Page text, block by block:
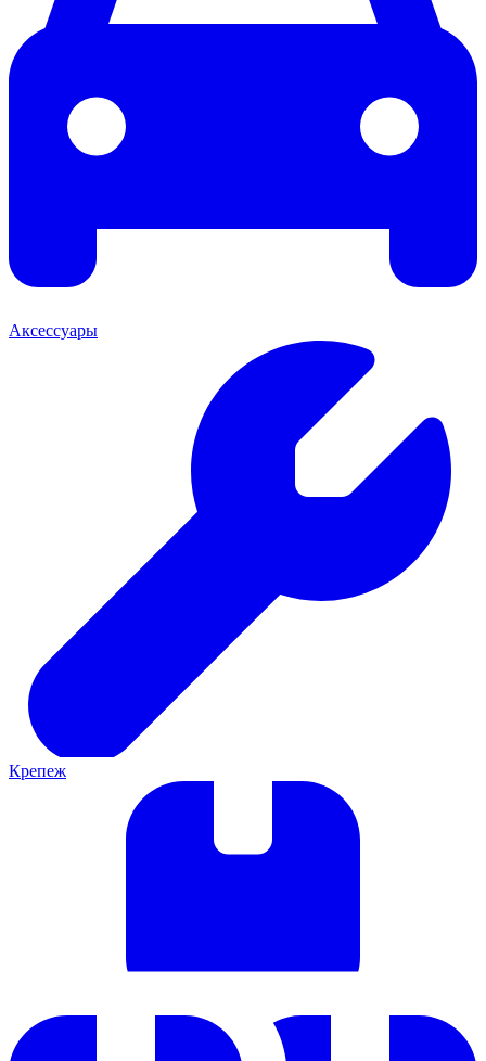
Аксессуары
Крепеж